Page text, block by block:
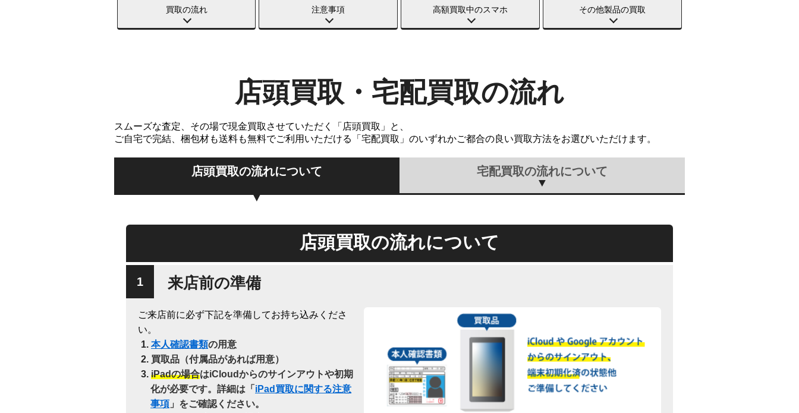
買取の流れ 注意事項 高額買取中のスマホ その他製品の買取
店頭買取・宅配買取の流れ
スムーズな査定、その場で現金買取させていただく「店頭買取」と、
ご自宅で完結、梱包材も送料も無料でご利用いただける「宅配買取」のいずれかご都合の良い買取方法をお選びいただけます。
店頭買取の流れについて 宅配買取の流れについて
店頭買取の流れについて
来店前の準備
ご来店前に必ず下記を準備してお持ち込みくださ
い。
本人確認書類の用意
買取品（付属品があれば用意）
iPadの場合はiCloudからのサインアウトや初期
化が必要です。詳細は「 iPad買取に関する注意
事項 」をご確認ください。